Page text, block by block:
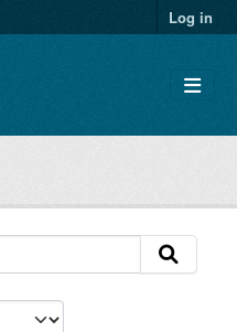
Log in